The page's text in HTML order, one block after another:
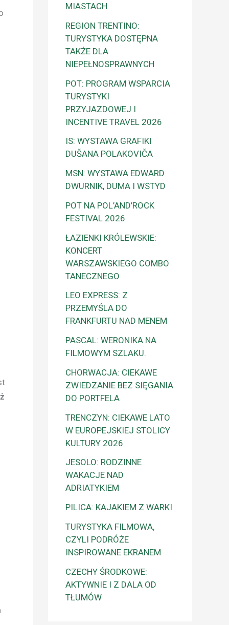
MIASTACH
REGION TRENTINO:
TURYSTYKA DOSTĘPNA
TAKŻE DLA
NIEPEŁNOSPRAWNYCH
POT: PROGRAM WSPARCIA
TURYSTYKI
PRZYJAZDOWEJ I
INCENTIVE TRAVEL 2026
IS: WYSTAWA GRAFIKI
DUŠANA POLAKOVIČA
MSN: WYSTAWA EDWARD
DWURNIK, DUMA I WSTYD
POT NA POL’AND’ROCK
FESTIVAL 2026
ŁAZIENKI KRÓLEWSKIE:
KONCERT
WARSZAWSKIEGO COMBO
TANECZNEGO
LEO EXPRESS: Z
PRZEMYŚLA DO
FRANKFURTU NAD MENEM
PASCAL: WERONIKA NA
FILMOWYM SZLAKU.
CHORWACJA: CIEKAWE
ZWIEDZANIE BEZ SIĘGANIA
DO PORTFELA
TRENCZYN: CIEKAWE LATO
W EUROPEJSKIEJ STOLICY
KULTURY 2026
JESOLO: RODZINNE
WAKACJE NAD
ADRIATYKIEM
PILICA: KAJAKIEM Z WARKI
TURYSTYKA FILMOWA,
CZYLI PODRÓŻE
INSPIROWANE EKRANEM
CZECHY ŚRODKOWE:
AKTYWNIE I Z DALA OD
TŁUMÓW